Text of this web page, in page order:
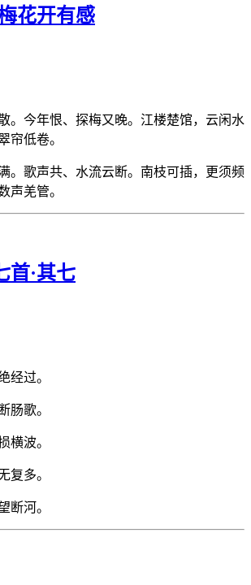
花开有感
。今年恨、探梅又晚。江楼楚馆，云闲水
帘低卷。
。歌声共、水流云断。南枝可插，更须频
声羌管。
首·其七
经过。
肠歌。
横波。
复多。
断河。